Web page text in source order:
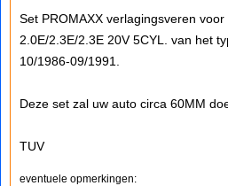
Set PROMAXX verlagingsveren voor
2.0E/2.3E/2.3E 20V 5CYL. van het
10/1986-09/1991.
Deze set zal uw auto circa 60MM
TUV
eventuele opmerkingen: